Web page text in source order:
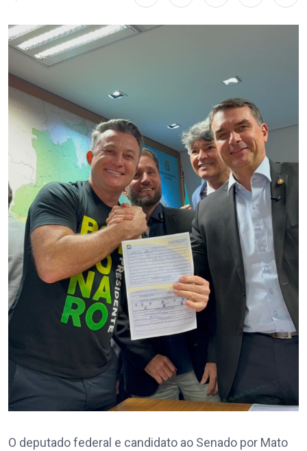
O deputado federal e candidato ao Senado por Mato